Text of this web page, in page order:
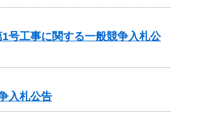
号工事に関する一般競争入札公
入札公告